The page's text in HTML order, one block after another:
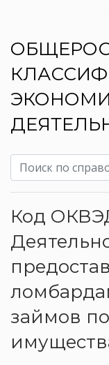
Код
займов